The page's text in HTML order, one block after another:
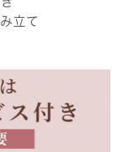
立て